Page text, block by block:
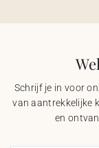
Schrijf je in voor
van aantrekkelijke
en